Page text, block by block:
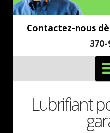
Contactez-nous
370-
Lubrifiant